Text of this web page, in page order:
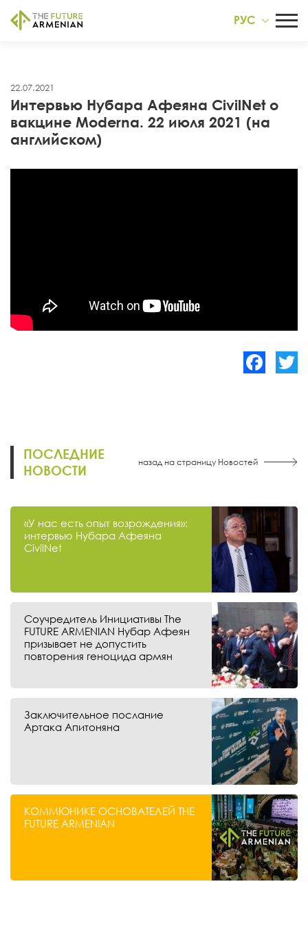
РУС
22.07.2021
Интервью Нубара Афеяна CivilNet о
вакцине Moderna. 22 июля 2021 (на
английском)
ПОСЛЕДНИЕ
НОВОСТИ
назад на страницу Новостей
«У нас есть опыт возрождения»:
интервью Нубара Афеяна
CivilNet
Соучредитель Инициативы The
FUTURE ARMENIAN Нубар Афеян
призывает не допустить
повторения геноцида армян
Заключительное послание
Артака Апитоняна
КОММЮНИКЕ ОСНОВАТЕЛЕЙ THE
FUTURE ARMENIAN